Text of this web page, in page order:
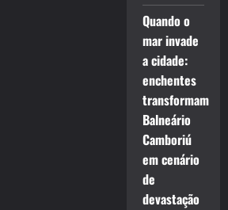
Quando o
mar invade
a cidade:
enchentes
transformam
Balneário
Camboriú
em cenário
de
devastação